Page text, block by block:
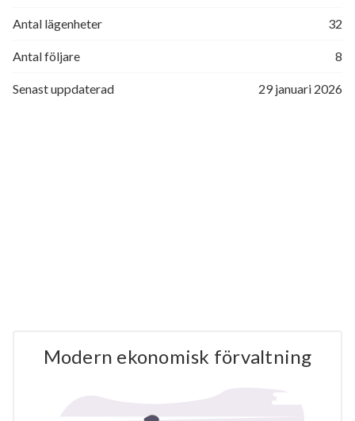
Antal lägenheter 32
Antal följare 8
Senast uppdaterad 29 januari 2026
Modern ekonomisk förvaltning